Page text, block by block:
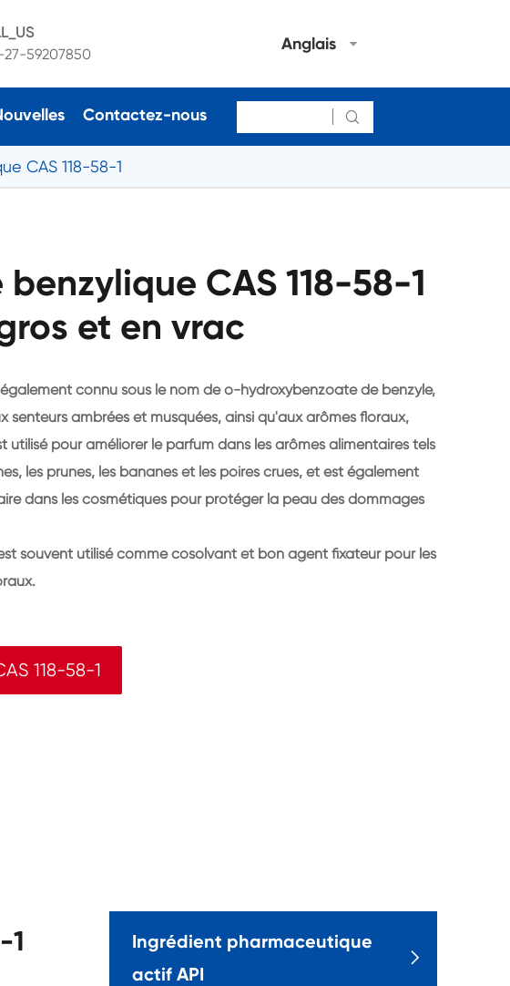
27-59207850
Anglais
Contactez-nous 
CAS 118-58-1
CAS 118-58-1
et en vrac
connu sous le nom de o-hydroxybenzoate de benzyle,
senteurs ambrées et musquées, ainsi qu'aux arômes floraux,
utilisé pour améliorer le parfum dans les arômes alimentaires tels
les prunes, les bananes et les poires crues, et est également
dans les cosmétiques pour protéger la peau des dommages
souvent utilisé comme cosolvant et bon agent fixateur pour les
118-58-1
1
Ingrédient pharmaceutique
actif API
